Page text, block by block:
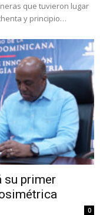
que tuvieron lugar
y principio…
su primer
0